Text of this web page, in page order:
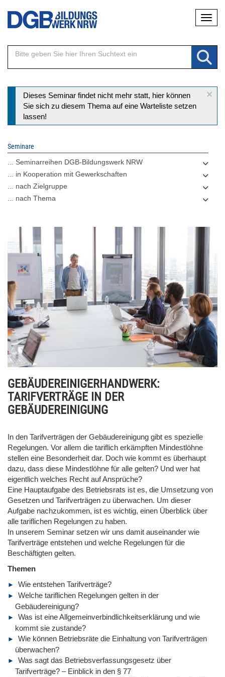
Direkt
Inhalt
×
Statusmeldung
Dieses Seminar findet nicht mehr statt, hier können
Sie sich zu diesem Thema auf eine Warteliste setzen
lassen!
Seminare
... Seminarreihen DGB-Bildungswerk NRW
... in Kooperation mit Gewerkschaften
... nach Zielgruppe
... nach Thema
GEBÄUDEREINIGERHANDWERK:
TARIFVERTRÄGE IN DER
GEBÄUDEREINIGUNG
In den Tarifverträgen der Gebäudereinigung gibt es spezielle
Regelungen. Vor allem die tariflich erkämpften Mindestlöhne
stellen eine Besonderheit dar. Doch wie kommt es überhaupt
dazu, dass diese Mindestlöhne für alle gelten? Und wer hat
eigentlich welches Recht auf Ansprüche?
Eine Hauptaufgabe des Betriebsrats ist es, die Umsetzung von
Gesetzen und Tarifverträgen zu überwachen. Um dieser
Aufgabe nachzukommen, ist es wichtig, einen Überblick über
alle tariflichen Regelungen zu haben.
In unserem Seminar setzen wir uns damit auseinander wie
Tarifverträge entstehen und welche Regelungen für die
Beschäftigten gelten.
Themen
Wie entstehen Tarifverträge?
Welche tariflichen Regelungen gelten in der
Gebäudereinigung?
Was ist eine Allgemeinverbindlichkeitserklärung und wie
kommt sie zustande?
Wie können Betriebsräte die Einhaltung von Tarifverträgen
überwachen?
Was sagt das Betriebsverfassungsgesetz über
Tarifverträge? – Einblick in den § 77